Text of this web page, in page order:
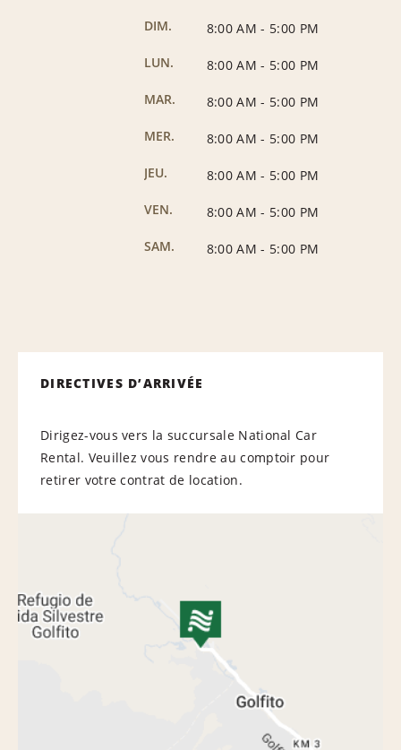
DIM. 8:00 AM - 5:00 PM
LUN.
8:00 AM - 5:00 PM
MAR.
8:00 AM - 5:00 PM
MER.
8:00 AM - 5:00 PM
JEU.
8:00 AM - 5:00 PM
VEN.
8:00 AM - 5:00 PM
SAM.
8:00 AM - 5:00 PM
DIRECTIVES D’ARRIVÉE
Dirigez-vous vers la succursale National Car
Rental. Veuillez vous rendre au comptoir pour
retirer votre contrat de location.